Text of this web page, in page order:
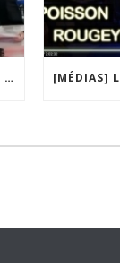
[MÉDIAS] QATAR, UKRAINE, IVG : MACRON MET-IL LA FRANCE EN DANGER ? JF POISSON INVITÉ DE LIGNE DROITE SUR RADIO COURTOISIE